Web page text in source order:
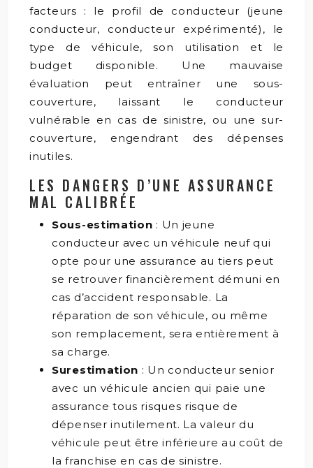
facteurs : le profil de conducteur (jeune
conducteur, conducteur expérimenté), le
type de véhicule, son utilisation et le
budget disponible. Une mauvaise
évaluation peut entraîner une sous-
couverture, laissant le conducteur
vulnérable en cas de sinistre, ou une sur-
couverture, engendrant des dépenses
inutiles.
LES DANGERS D’UNE ASSURANCE
MAL CALIBRÉE
Sous-estimation : Un jeune
conducteur avec un véhicule neuf qui
opte pour une assurance au tiers peut
se retrouver financièrement démuni en
cas d’accident responsable. La
réparation de son véhicule, ou même
son remplacement, sera entièrement à
sa charge.
Surestimation : Un conducteur senior
avec un véhicule ancien qui paie une
assurance tous risques risque de
dépenser inutilement. La valeur du
véhicule peut être inférieure au coût de
la franchise en cas de sinistre.